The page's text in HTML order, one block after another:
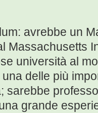
avrebbe un
Massachusetts
università al
delle più
sarebbe
grande